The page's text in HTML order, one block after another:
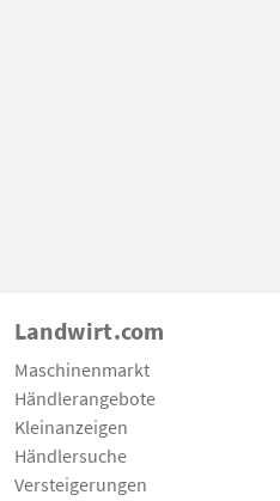
Landwirt.com
Maschinenmarkt
Händlerangebote
Kleinanzeigen
Händlersuche
Versteigerungen